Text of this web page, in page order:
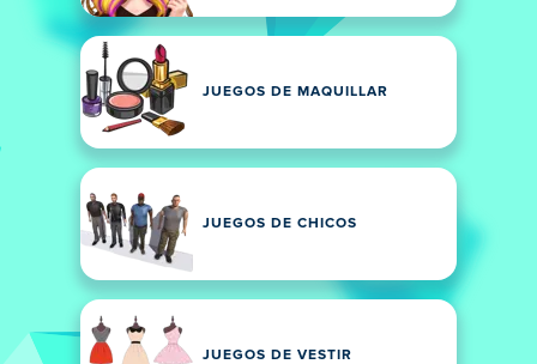
JUEGOS DE MAQUILLAR
JUEGOS DE CHICOS
JUEGOS DE VESTIR